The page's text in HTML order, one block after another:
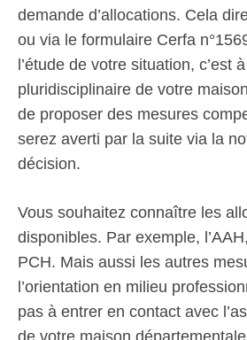
demande d’allocations. Cela
ou via le formulaire Cerfa
l’étude de votre situation, c’est
pluridisciplinaire de votre
de proposer des mesures
serez averti par la suite via la
décision.
Vous souhaitez connaître les
disponibles. Par exemple,
PCH. Mais aussi les autres
l’orientation en milieu
pas à entrer en contact avec
de votre maison départementale.